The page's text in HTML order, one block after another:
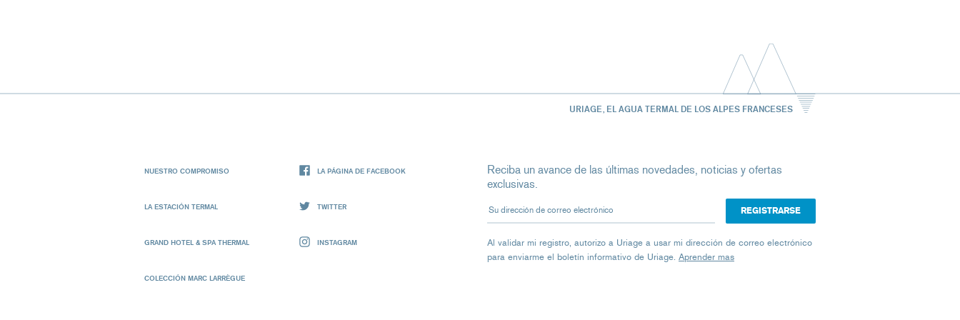
URIAGE, EL AGUA TERMAL DE LOS ALPES FRANCESES
NUESTRO COMPROMISO
LA ESTACIÓN TERMAL
GRAND HOTEL & SPA THERMAL
COLECCIÓN MARC LARRÈGUE
LA PÁGINA DE FACEBOOK
TWITTER
INSTAGRAM
Reciba un avance de las últimas novedades, noticias y ofertas
exclusivas.
Su dirección de correo electrónico
Al validar mi registro, autorizo ​​a Uriage a usar mi dirección de correo electrónico
para enviarme el boletín informativo de Uriage. Aprender mas